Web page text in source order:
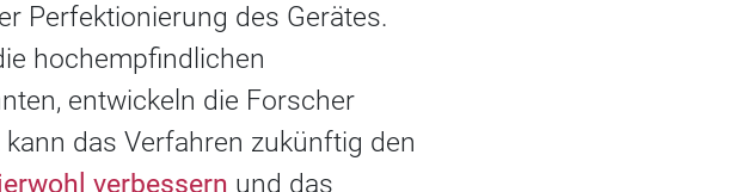
Perfektionierung des Gerätes.
hochempfindlichen
entwickeln die Forscher
das Verfahren zukünftig den
verbessern und das